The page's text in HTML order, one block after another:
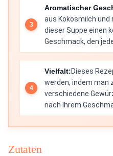
Aromatischer
aus Kokosmilch und
dieser Suppe einen
Geschmack, den
Vielfalt:Dieses
werden, indem man
verschiedene
nach Ihrem
Zutaten